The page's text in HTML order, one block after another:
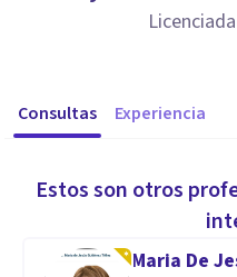
Consultas Experiencia
Estos son otros
Maria De